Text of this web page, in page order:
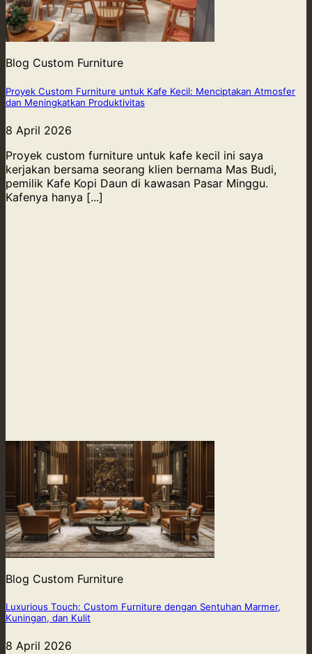
Blog Custom Furniture
Proyek Custom Furniture untuk Kafe Kecil: Menciptakan Atmosfer
dan Meningkatkan Produktivitas
8 April 2026
Proyek custom furniture untuk kafe kecil ini saya
kerjakan bersama seorang klien bernama Mas Budi,
pemilik Kafe Kopi Daun di kawasan Pasar Minggu.
Kafenya hanya [...]
Blog Custom Furniture
Luxurious Touch: Custom Furniture dengan Sentuhan Marmer,
Kuningan, dan Kulit
8 April 2026